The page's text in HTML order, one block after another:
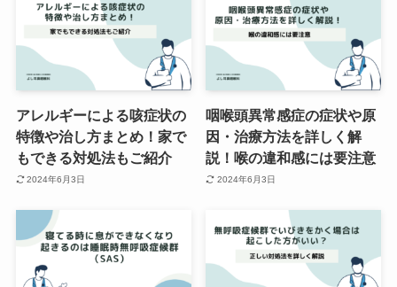
アレルギーによる咳症状の
特徴や治し方まとめ！家で
もできる対処法もご紹介
2024年6月3日
咽喉頭異常感症の症状や原
因・治療方法を詳しく解
説！喉の違和感には要注意
2024年6月3日